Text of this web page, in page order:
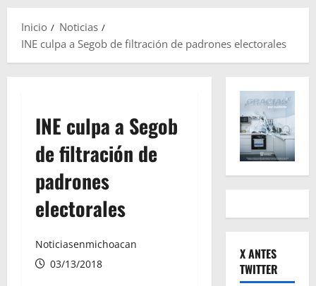
Inicio
Noticias
INE culpa a Segob de filtración de padrones electorales
INE culpa a Segob
de filtración de
padrones
electorales
Noticiasenmichoacan
03/13/2018
X ANTES
TWITTER